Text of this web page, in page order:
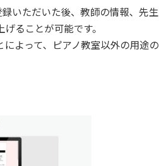
いただいた後、教師の情報、先生
ることが可能です。
よって、ピアノ教室以外の用途の